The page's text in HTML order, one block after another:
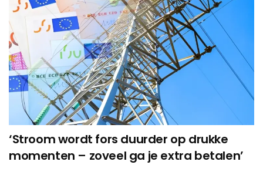
‘Stroom wordt fors duurder op drukke
momenten – zoveel ga je extra betalen’